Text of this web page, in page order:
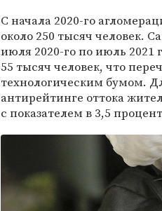
С начала 2020-го
около 250 тысяч человек.
июля 2020-го по июль 2021
55 тысяч человек, что
технологическим бумом.
антирейтинге оттока
с показателем в 3,5